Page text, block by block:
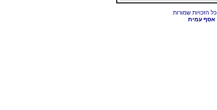
אסף עמית